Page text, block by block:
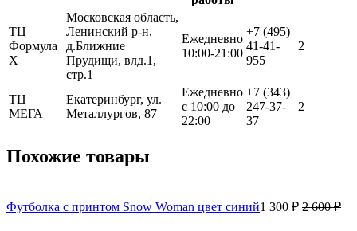
ТЦ
Формула
Х
Московская область,
Ленинский р-н,
д.Ближние
Прудищи, влд.1,
стр.1
Ежедневно
10:00-21:00
+7 (495)
41-41-
955
2
ТЦ
МЕГА
Екатеринбург, ул.
Металлургов, 87
Ежедневно
с 10:00 до
22:00
+7 (343)
247-37-
37
2
Похожие товары
Футболка с принтом Snow Woman цвет синий1 300 ₽ 2 600 ₽